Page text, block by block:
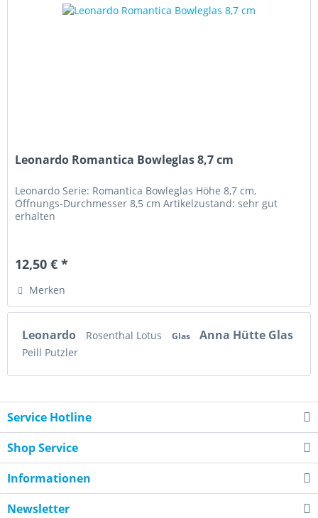
Leonardo Romantica Bowleglas 8,7 cm
Leonardo Serie: Romantica Bowleglas Höhe 8,7 cm,
Öffnungs-Durchmesser 8,5 cm Artikelzustand: sehr gut
erhalten
12,50 € *
Merken
Leonardo Rosenthal Lotus Glas Anna Hütte Glas
Peill Putzler
Service Hotline
Shop Service
Informationen
Newsletter